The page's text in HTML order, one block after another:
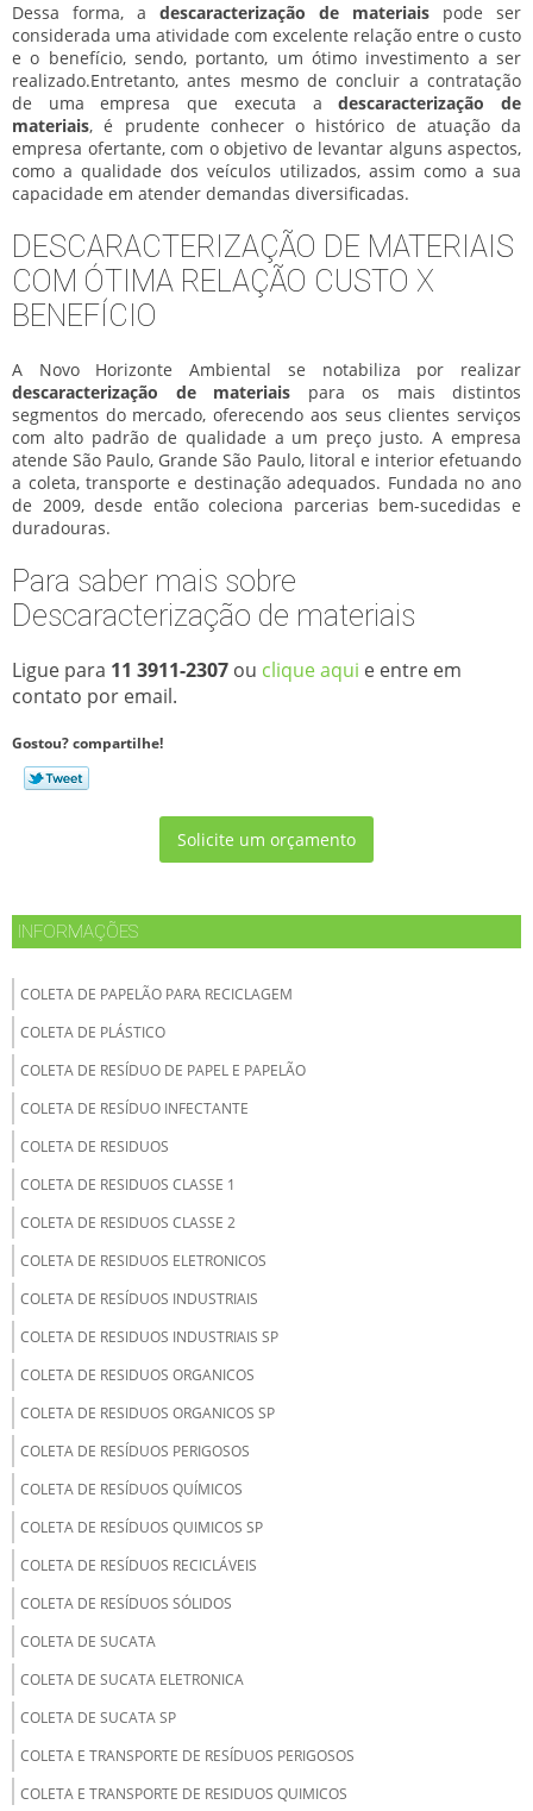
Dessa forma, a descaracterização de materiais pode ser
considerada uma atividade com excelente relação entre o custo
e o benefício, sendo, portanto, um ótimo investimento a ser
realizado.Entretanto, antes mesmo de concluir a contratação
de uma empresa que executa adescaracterização de
materiais, é prudente conhecer o histórico de atuação da
empresa ofertante, com o objetivo de levantar alguns aspectos,
como a qualidade dos veículos utilizados, assim como a sua
capacidade em atender demandas diversificadas.
DESCARACTERIZAÇÃO DE MATERIAIS
COM ÓTIMA RELAÇÃO CUSTO X
BENEFÍCIO
A Novo Horizonte Ambiental se notabiliza por realizar
descaracterização de materiais para os mais distintos
segmentos do mercado, oferecendo aos seus clientes serviços
com alto padrão de qualidade a um preço justo. A empresa
atende São Paulo, Grande São Paulo, litoral e interior efetuando
a coleta, transporte e destinação adequados. Fundada no ano
de 2009, desde então coleciona parcerias bem-sucedidas e
duradouras.
Para saber mais sobre
Descaracterização de materiais
Ligue para 11 3911-2307 ou clique aqui e entre em
contato por email.
Gostou? compartilhe!
Solicite um orçamento
INFORMAÇÕES
COLETA DE PAPELÃO PARA RECICLAGEM
COLETA DE PLÁSTICO
COLETA DE RESÍDUO DE PAPEL E PAPELÃO
COLETA DE RESÍDUO INFECTANTE
COLETA DE RESIDUOS
COLETA DE RESIDUOS CLASSE 1
COLETA DE RESIDUOS CLASSE 2
COLETA DE RESIDUOS ELETRONICOS
COLETA DE RESÍDUOS INDUSTRIAIS
COLETA DE RESIDUOS INDUSTRIAIS SP
COLETA DE RESIDUOS ORGANICOS
COLETA DE RESIDUOS ORGANICOS SP
COLETA DE RESÍDUOS PERIGOSOS
COLETA DE RESÍDUOS QUÍMICOS
COLETA DE RESÍDUOS QUIMICOS SP
COLETA DE RESÍDUOS RECICLÁVEIS
COLETA DE RESÍDUOS SÓLIDOS
COLETA DE SUCATA
COLETA DE SUCATA ELETRONICA
COLETA DE SUCATA SP
COLETA E TRANSPORTE DE RESÍDUOS PERIGOSOS
COLETA E TRANSPORTE DE RESIDUOS QUIMICOS